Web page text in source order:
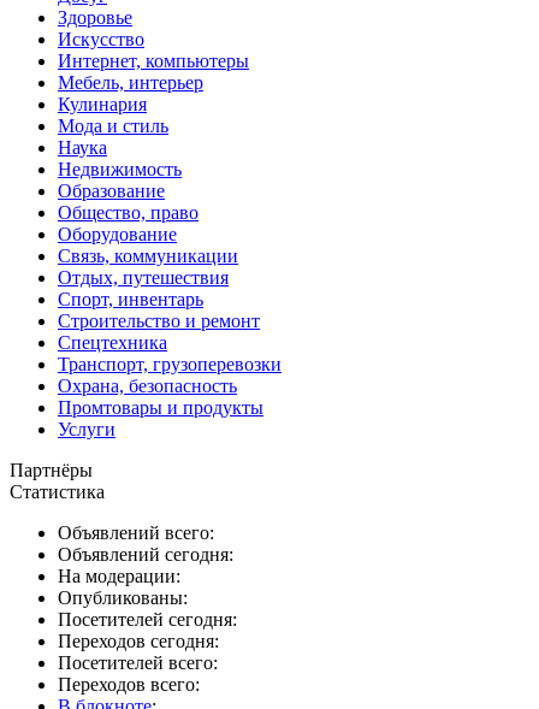
Здоровье
Искусство
Интернет, компьютеры
Мебель, интерьер
Кулинария
Мода и стиль
Наука
Недвижимость
Образование
Общество, право
Оборудование
Связь, коммуникации
Отдых, путешествия
Спорт, инвентарь
Строительство и ремонт
Спецтехника
Транспорт, грузоперевозки
Охрана, безопасность
Промтовары и продукты
Услуги
Партнёры
Статистика
Объявлений всего:
Объявлений сегодня:
На модерации:
Опубликованы:
Посетителей сегодня:
Переходов сегодня:
Посетителей всего:
Переходов всего: